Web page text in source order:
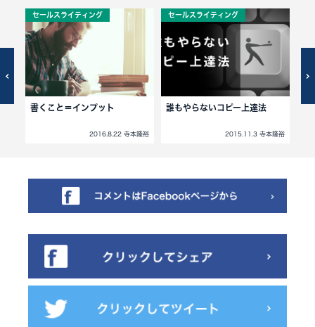
セールスライティング
書くこと＝インプット
2016.8.22 寺本隆裕
セールスライティング
誰もやらないコピー上達法
2015.11.3 寺本隆裕